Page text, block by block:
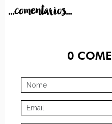
...comentarios...
0